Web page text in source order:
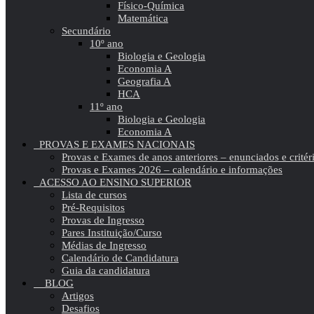
Físico-Química
Matemática
Secundário
10º ano
Biologia e Geologia
Economia A
Geografia A
HCA
11º ano
Biologia e Geologia
Economia A
PROVAS E EXAMES NACIONAIS
Provas e Exames de anos anteriores – enunciados e
Provas e Exames 2026 – calendário e informações
ACESSO AO ENSINO SUPERIOR
Lista de cursos
Pré-Requisitos
Provas de Ingresso
Pares Instituição/Curso
Médias de Ingresso
Calendário de Candidatura
Guia da candidatura
BLOG
Artigos
Desafios